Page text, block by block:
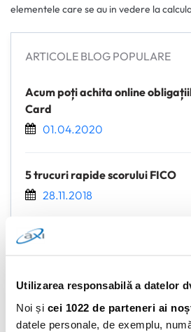
Utilizarea responsabilă a datelor
Noi și cei 1022 de parteneri ai
datele personale, de exemplu,
elementele care se au in vedere la
ARTICOLE BLOG POPULARE
Acum poți achita online
Card
01.04.2020
5 trucuri rapide scorului FICO
28.11.2018
Ce înseamnă suma minimă de